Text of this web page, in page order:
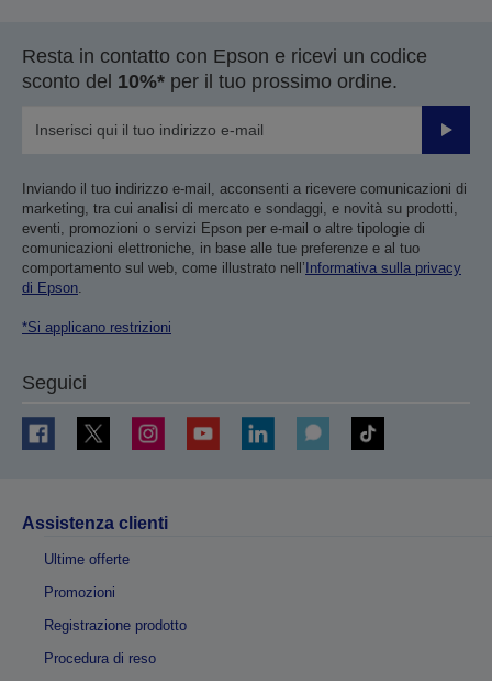
Resta in contatto con Epson e ricevi un codice
sconto del 10%* per il tuo prossimo ordine.
Invia
Inviando il tuo indirizzo e-mail, acconsenti a ricevere comunicazioni di
marketing, tra cui analisi di mercato e sondaggi, e novità su prodotti,
eventi, promozioni o servizi Epson per e-mail o altre tipologie di
comunicazioni elettroniche, in base alle tue preferenze e al tuo
comportamento sul web, come illustrato nell’ Informativa sulla privacy
di Epson.
*Si applicano restrizioni
Seguici
Assistenza clienti
Ultime offerte
Promozioni
Registrazione prodotto
Procedura di reso